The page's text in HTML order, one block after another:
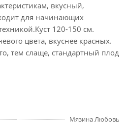
вкусный,
для начинающих
120-150 см.
цвета, вкуснее красных.
тем слаще, стандартный плод
Мязина Любовь